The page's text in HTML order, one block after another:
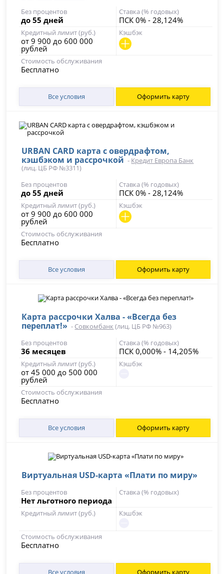
Без процентов
до 55 дней
Ставка (% годовых)
ПСК 0% - 28,124%
Кредитный лимит (руб.)
от 9 900 до 600 000
рублей
Кэшбэк
Стоимость обслуживания
Бесплатно
Все условия Оформить карту
URBAN CARD карта с овердрафтом,
кэшбэком и рассрочкой - Кредит Европа Банк
(лиц. ЦБ РФ №3311)
Без процентов
до 55 дней
Ставка (% годовых)
ПСК 0% - 28,124%
Кредитный лимит (руб.)
от 9 900 до 600 000
рублей
Кэшбэк
Стоимость обслуживания
Бесплатно
Все условия Оформить карту
Карта рассрочки Халва - «Всегда без
переплат!» - Совкомбанк (лиц. ЦБ РФ №963)
Без процентов
36 месяцев
Ставка (% годовых)
ПСК 0,000% - 14,205%
Кредитный лимит (руб.)
от 45 000 до 500 000
рублей
Кэшбэк
Стоимость обслуживания
Бесплатно
Все условия Оформить карту
Виртуальная USD-карта «Плати по миру»
Без процентов
Нет льготного периода
Ставка (% годовых)
Кредитный лимит (руб.) Кэшбэк
Стоимость обслуживания
Бесплатно
Все условия Оформить карту